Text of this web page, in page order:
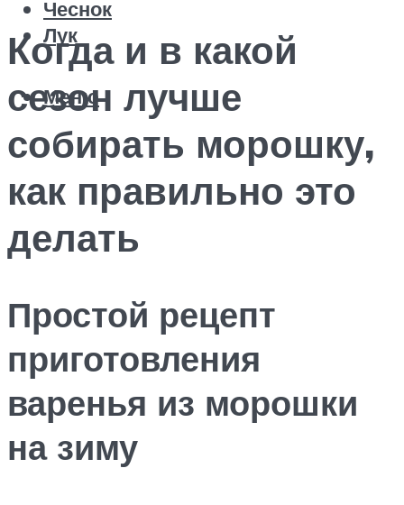
Чеснок
Лук
Меню
Когда и в какой
сезон лучше
собирать морошку,
как правильно это
делать
Простой рецепт
приготовления
варенья из морошки
на зиму